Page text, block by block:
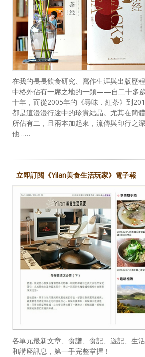
在我的長長飲食研究、寫作生涯與出版歷
中格外佔有一席之地的一類——自二十多
十年，而從2005年的《尋味．紅茶》到
都是這漫漫行途中的珍貴結晶。尤其在簡
所佔有二，且兩本加起來，流傳與印行之
他……
立即訂閱《Yilan美食生活玩家》電子報
各單元最新文章、食譜、食記、遊記、生
和講座訊息，第一手完整掌握！